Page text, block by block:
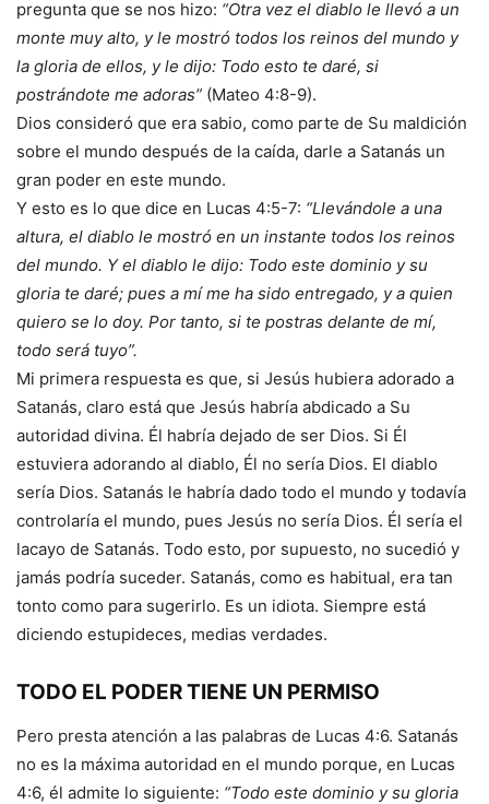
pregunta que se nos hizo: “Otra vez el diablo le llevó a un
monte muy alto, y le mostró todos los reinos del mundo y
la gloria de ellos, y le dijo: Todo esto te daré, si
postrándote me adoras” (Mateo 4:8-9).
Dios consideró que era sabio, como parte de Su maldición
sobre el mundo después de la caída, darle a Satanás un
gran poder en este mundo.
Y esto es lo que dice en Lucas 4:5-7: “Llevándole a una
altura, el diablo le mostró en un instante todos los reinos
del mundo. Y el diablo le dijo: Todo este dominio y su
gloria te daré; pues a mí me ha sido entregado, y a quien
quiero se lo doy. Por tanto, si te postras delante de mí,
todo será tuyo”.
Mi primera respuesta es que, si Jesús hubiera adorado a
Satanás, claro está que Jesús habría abdicado a Su
autoridad divina. Él habría dejado de ser Dios. Si Él
estuviera adorando al diablo, Él no sería Dios. El diablo
sería Dios. Satanás le habría dado todo el mundo y todavía
controlaría el mundo, pues Jesús no sería Dios. Él sería el
lacayo de Satanás. Todo esto, por supuesto, no sucedió y
jamás podría suceder. Satanás, como es habitual, era tan
tonto como para sugerirlo. Es un idiota. Siempre está
diciendo estupideces, medias verdades.
TODO EL PODER TIENE UN PERMISO
Pero presta atención a las palabras de Lucas 4:6. Satanás
no es la máxima autoridad en el mundo porque, en Lucas
4:6, él admite lo siguiente: “Todo este dominio y su gloria